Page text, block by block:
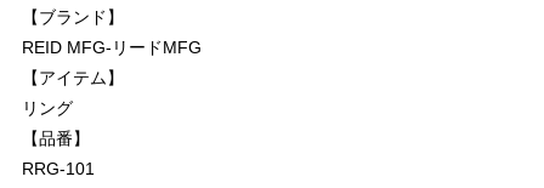
【ブランド】
REID MFG-リードMFG
【アイテム】
リング
【品番】
RRG-101